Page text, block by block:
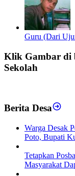
Guru (Dari
Klik Gambar di
Sekolah
Berita Desa
‎Warga Desak
Poto, Bupati
Tetapkan
Masyarakat